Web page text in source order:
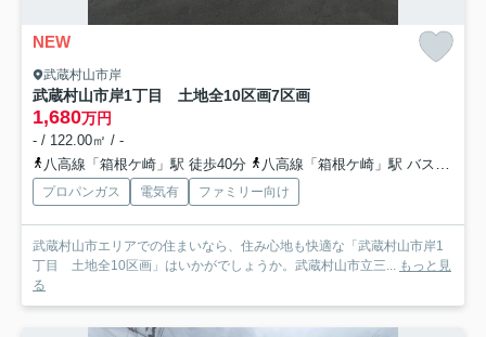
NEW
武蔵村山市岸
武蔵村山市岸1丁目 土地全10区画7区画
1,680万円
- / 122.00㎡ / -
八高線「箱根ケ崎」駅 徒歩40分
八高線「箱根ケ崎」駅 バス7分 「三ツ木地区会館」 停歩3分
プロパンガス 電気有 ファミリー向け
武蔵村山市エリアでの住まいなら、住み心地も快適な「武蔵村山市岸1
丁目 土地全10区画」はいかがでしょうか。武蔵村山市立三... もっと見
る